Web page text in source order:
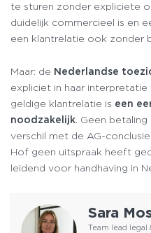
te sturen zonder expliciete
duidelijk commercieel is en
een klantrelatie ook zonder
Maar: de Nederlandse
expliciet in haar interpretatie
geldige klantrelatie is een
noodzakelijk . Geen
verschil met de AG-
Hof geen uitspraak heeft
leidend voor handhaving in
Sara
Team lead legal